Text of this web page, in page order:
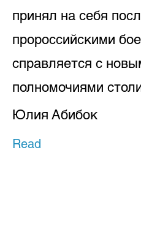
принял на себя
пророссийскими
справляется с
полномочиями
Юлия Абибок
Read